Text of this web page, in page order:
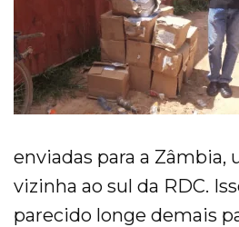
enviadas para a Zâmbia,
vizinha ao sul da RDC.
parecido longe demais